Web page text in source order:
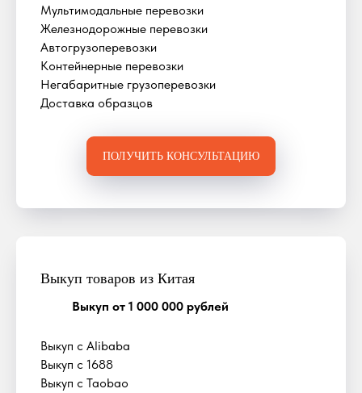
Мультимодальные перевозки
Железнодорожные перевозки
Автогрузоперевозки
Контейнерные перевозки
Негабаритные грузоперевозки
Доставка образцов
ПОЛУЧИТЬ КОНСУЛЬТАЦИЮ
Выкуп товаров из Китая
Выкуп от 1 000 000 рублей
Выкуп с Alibaba
Выкуп с 1688
Выкуп с Taobao